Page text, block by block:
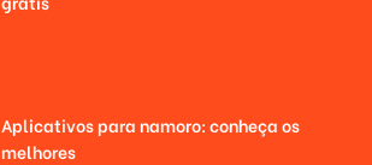
Aplicativos para namoro: conheça os
melhores